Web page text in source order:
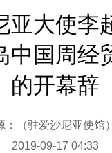
亚大使李
中国周经
的开幕辞
：（驻爱沙尼亚使馆
2019-09-17 04:33